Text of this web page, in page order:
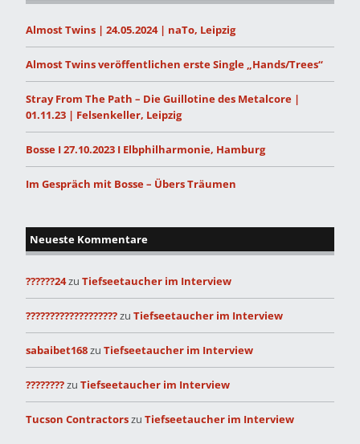
Almost Twins | 24.05.2024 | naTo, Leipzig
Almost Twins veröffentlichen erste Single „Hands/Trees“
Stray From The Path – Die Guillotine des Metalcore |
01.11.23 | Felsenkeller, Leipzig
Bosse I 27.10.2023 I Elbphilharmonie, Hamburg
Im Gespräch mit Bosse – Übers Träumen
Neueste Kommentare
??????24zu Tiefseetaucher im Interview
???????????????????zu Tiefseetaucher im Interview
sabaibet168zu Tiefseetaucher im Interview
????????zu Tiefseetaucher im Interview
Tucson Contractorszu Tiefseetaucher im Interview